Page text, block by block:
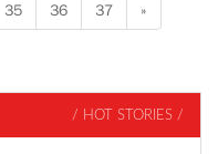
35 36 37 »
/ HOT STORIES /